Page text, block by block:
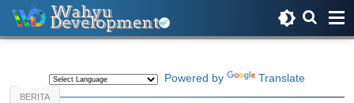
Powered by Translate
BERITA